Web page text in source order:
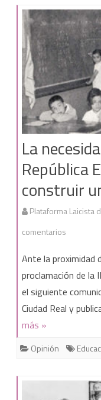
del
Pueblo
que
se
prohíban
las
La
República
construir
Plataforma Laicista
comentarios
necesidad
de
una
República
para
Ante la proximidad
proclamación de la
el siguiente
Ciudad Real y
más »
Opinión